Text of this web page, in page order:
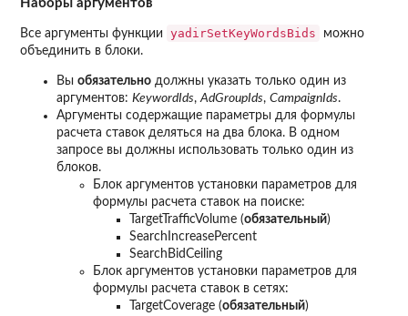
Наборы аргументов
Все аргументы функции yadirSetKeyWordsBids
можно
объединить в блоки.
Вы обязательно должны указать только один из
аргументов: KeywordIds,AdGroupIds, CampaignIds.
Аргументы содержащие параметры для формулы
расчета ставок деляться на два блока. В одном
запросе вы должны использовать только один из
блоков.
Блок аргументов установки параметров для
формулы расчета ставок на поиске:
TargetTrafficVolume (обязательный)
SearchIncreasePercent
SearchBidCeiling
Блок аргументов установки параметров для
формулы расчета ставок в сетях:
TargetCoverage (обязательный)